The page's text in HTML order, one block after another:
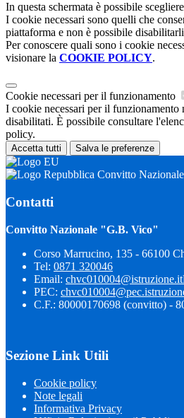
In questa schermata è possibile
I cookie necessari sono quelli che
piattaforma e non è possibile
Per conoscere quali sono i cookie
visionare la COOKIE POLICY.
Cookie necessari per il funzionamento
I cookie necessari per il funzionamento
disabilitati. È possibile consultare
policy.
Accetta tutti Salva le preferenze
Convitto
Contatti
Convitto Nazionale "G.B. Vico"
Corso Marrucino, 135 - 66100
Tel: 0871 320046
Email: chvc010004@istruzione.it
PEC:
C.F.: 80000170698 (convitto) -
Sezione Link Utili
Cookie policy
Note legali
Informativa Privacy